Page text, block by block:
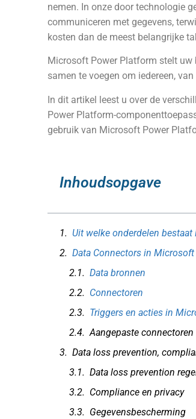
nemen. In onze door technologie
communiceren met gegevens,
kosten dan de meest belangrijke
Microsoft Power Platform stelt
samen te voegen om iedereen,
In dit artikel leest u over de
Power Platform-
gebruik van Microsoft Power
Inhoudsopgave
Uit welke onderdelen
Data Connectors in
Data bronnen
Connectoren
Triggers en acties in
Aangepaste connectoren
Data loss prevention,
Data loss prevention
Compliance en privacy
Gegevensbescherming